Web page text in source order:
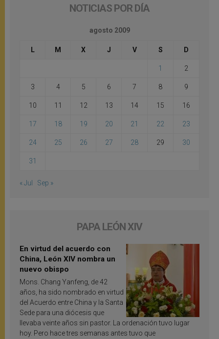
NOTICIAS POR DÍA
agosto 2009
L M X J V S D
1 2
3 4 5 6 7 8 9
10 11 12 13 14 15 16
17 18 19 20 21 22 23
24 25 26 27 28 29 30
31
« Jul Sep »
PAPA LEÓN XIV
En virtud del acuerdo con
China, León XIV nombra un
nuevo obispo
Mons. Chang Yanfeng, de 42
años, ha sido nombrado en virtud
del Acuerdo entre China y la Santa
Sede para una diócesis que
llevaba veinte años sin pastor. La ordenación tuvo lugar
hoy. Pero hace tres semanas antes tuvo que